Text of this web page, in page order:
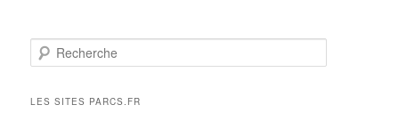
e
h
LES SITES PARCS.FR